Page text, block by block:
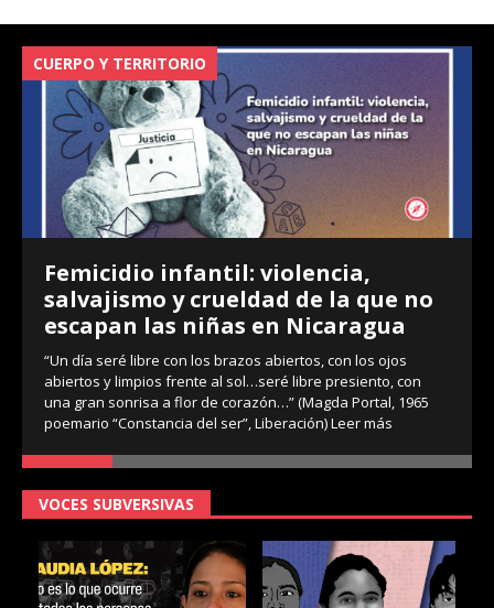
CUERPO Y TERRITORIO
Femicidio infantil: violencia,
salvajismo y crueldad de la que no
escapan las niñas en Nicaragua
“Un día seré libre con los brazos abiertos, con los ojos
abiertos y limpios frente al sol…seré libre presiento, con
una gran sonrisa a flor de corazón…” (Magda Portal, 1965
poemario “Constancia del ser”, Liberación)Leer más
VOCES SUBVERSIVAS